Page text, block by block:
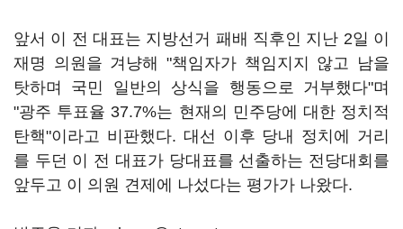
앞서 이 전 대표는 지방선거 패배 직후인 지난 2일 이
재명 의원을 겨냥해 "책임자가 책임지지 않고 남을
탓하며 국민 일반의 상식을 행동으로 거부했다"며
"광주 투표율 37.7%는 현재의 민주당에 대한 정치적
탄핵"이라고 비판했다. 대선 이후 당내 정치에 거리
를 두던 이 전 대표가 당대표를 선출하는 전당대회를
앞두고 이 의원 견제에 나섰다는 평가가 나왔다.